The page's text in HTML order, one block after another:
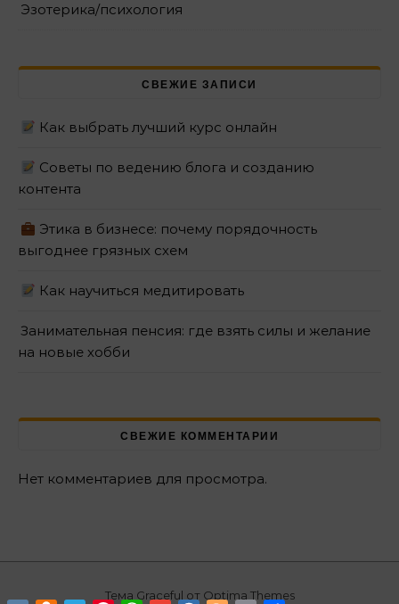
Эзотерика/психология
СВЕЖИЕ ЗАПИСИ
Как выбрать лучший курс онлайн
Советы по ведению блога и созданию
контента
Этика в бизнесе: почему порядочность
выгоднее грязных схем
Как научиться медитировать
Занимательная пенсия: где взять силы и желание
на новые хобби
СВЕЖИЕ КОММЕНТАРИИ
Нет комментариев для просмотра.
Тема Graceful от Optima Themes